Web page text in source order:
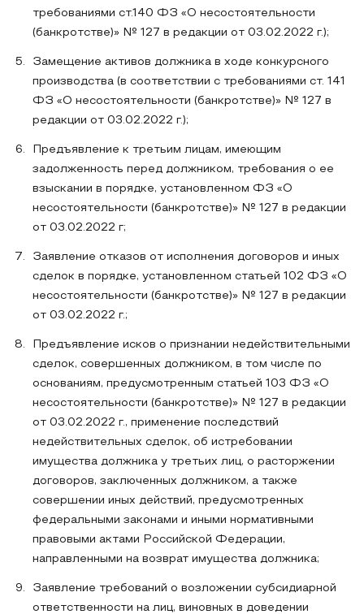
требованиями ст.140 ФЗ «О несостоятельности
(банкротстве)» № 127 в редакции от 03.02.2022 г.);
Замещение активов должника в ходе конкурсного
производства (в соответствии с требованиями ст. 141
ФЗ «О несостоятельности (банкротстве)» № 127 в
редакции от 03.02.2022 г.);
Предъявление к третьим лицам, имеющим
задолженность перед должником, требования о ее
взыскании в порядке, установленном ФЗ «О
несостоятельности (банкротстве)» № 127 в редакции
от 03.02.2022 г;
Заявление отказов от исполнения договоров и иных
сделок в порядке, установленном статьей 102 ФЗ «О
несостоятельности (банкротстве)» № 127 в редакции
от 03.02.2022 г.;
Предъявление исков о признании недействительными
сделок, совершенных должником, в том числе по
основаниям, предусмотренным статьей 103 ФЗ «О
несостоятельности (банкротстве)» № 127 в редакции
от 03.02.2022 г., применение последствий
недействительных сделок, об истребовании
имущества должника у третьих лиц, о расторжении
договоров, заключенных должником, а также
совершении иных действий, предусмотренных
федеральными законами и иными нормативными
правовыми актами Российской Федерации,
направленными на возврат имущества должника;
Заявление требований о возложении субсидиарной
ответственности на лиц, виновных в доведении